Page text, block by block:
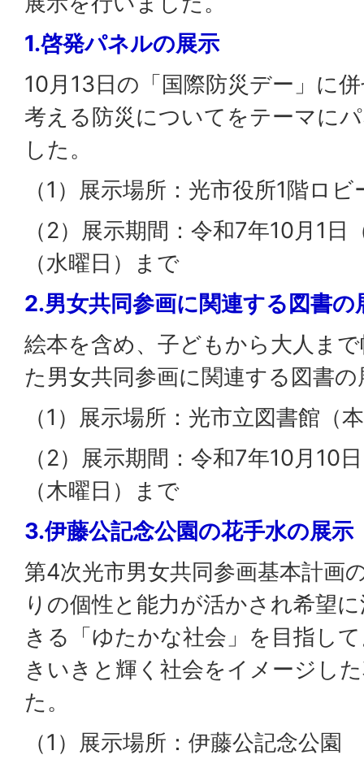
1.啓発パネルの展示
10月13日の「国際防災デー」に
考える防災についてをテーマに
した。
（1）展示場所：光市役所1階ロビ
（2）展示期間：令和7年10月1
（水曜日）まで
2.男女共同参画に関連する図書の
絵本を含め、子どもから大人ま
た男女共同参画に関連する図書
（1）展示場所：光市立図書館（
（2）展示期間：令和7年10月10
（木曜日）まで
3.伊藤公記念公園の花手水の展示
第4次光市男女共同参画基本計画
りの個性と能力が活かされ希望
きる「ゆたかな社会」を目指し
きいきと輝く社会をイメージし
た。
（1）展示場所：伊藤公記念公園